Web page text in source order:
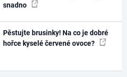
snadno
Pěstujte brusinky! Na co je dobré
hořce kyselé červené ovoce?